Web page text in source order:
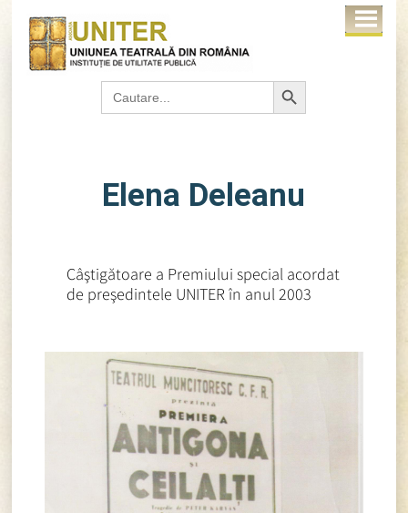
Search
for:
Search Button
Elena Deleanu
Câştigătoare a Premiului special acordat
de preşedintele UNITER în anul 2003